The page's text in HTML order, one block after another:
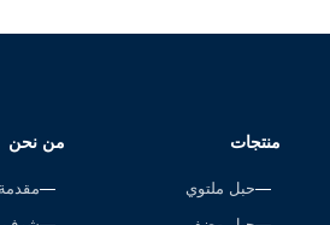
من نحن
مقدمة
منتجات
حبل ملتوي